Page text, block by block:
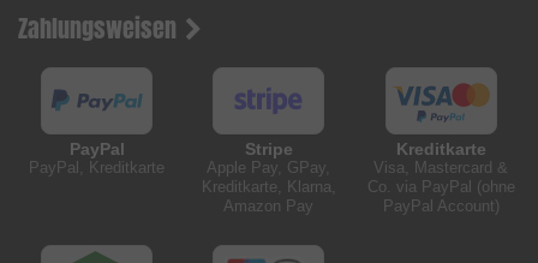
Zahlungsweisen
PayPal
PayPal, Kreditkarte
Stripe
Apple Pay, GPay,
Kreditkarte, Klarna,
Amazon Pay
Kreditkarte
Visa, Mastercard &
Co. via PayPal (ohne
PayPal Account)